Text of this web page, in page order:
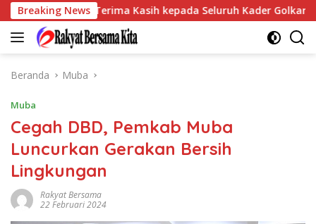
Langsung
ke
konten
Breaking News
Terima Kasih kepada Seluruh Kader Golkar Sumsel
Beranda Muba
Muba
Cegah DBD, Pemkab Muba
Luncurkan Gerakan Bersih
Lingkungan
Rakyat Bersama
22 Februari 2024